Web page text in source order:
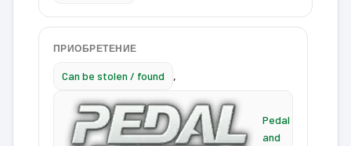
ПРИОБРЕТЕНИЕ
Can be stolen / found ,
Pedal
and